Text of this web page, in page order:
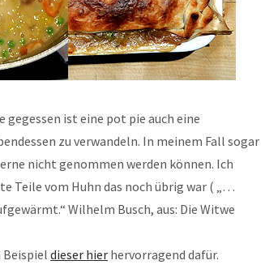
ist eine pot pie auch eine
zu verwandeln. In meinem Fall sogar
nicht genommen werden können. Ich
Teile vom Huhn das noch übrig war ( „…
Wilhelm Busch, aus: Die Witwe
Beispiel dieser hier hervorragend dafür.